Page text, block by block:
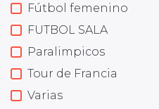
Fútbol femenino
FUTBOL SALA
Paralimpicos
Tour de Francia
Varias